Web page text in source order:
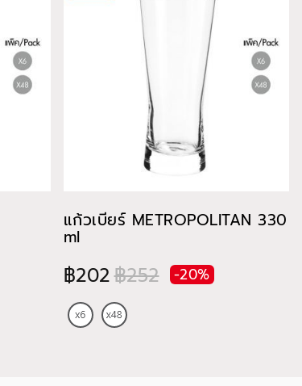
แก้วเบียร์ METROPOLITAN 330
ml
฿202฿252 -20%